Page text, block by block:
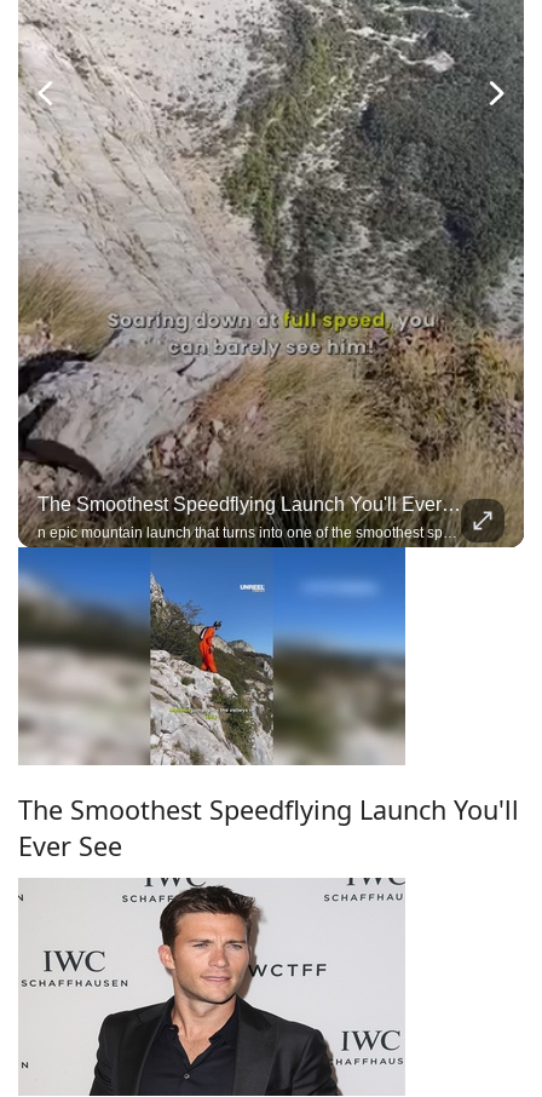
The Smoothest Speedflying Launch You'll Ever See
n epic mountain launch that turns into one of the smoothest speedflying flights you'll see
The Smoothest Speedflying Launch You'll
Ever See